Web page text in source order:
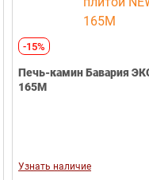
Диаметр дымохода
Габариты (Ш*В*Г)
Гарантия
-15%
Печь-камин Бавария
165М
Узнать наличие